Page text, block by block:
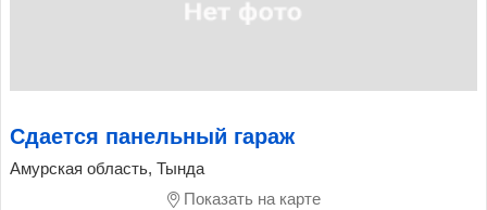
Сдается панельный гараж
Амурская область, Тында
Показать на карте